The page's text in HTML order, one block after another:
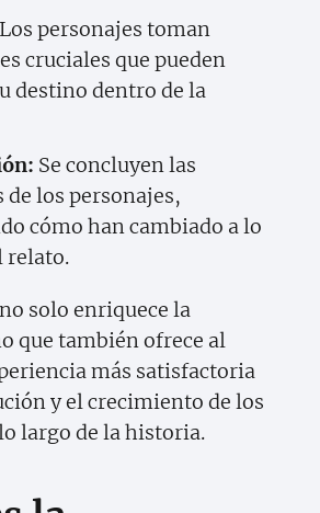
Los personajes toman
cruciales que pueden
destino dentro de la
Se concluyen las
los personajes,
cómo han cambiado a lo
relato.
solo enriquece la
que también ofrece al
más satisfactoria
y el crecimiento de los
largo de la historia.